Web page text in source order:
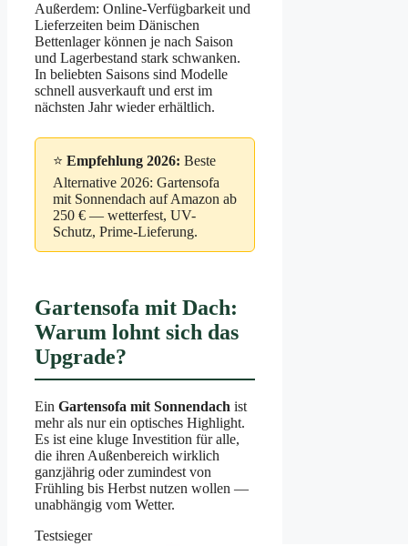
Außerdem: Online-Verfügbarkeit und
Lieferzeiten beim Dänischen
Bettenlager können je nach Saison
und Lagerbestand stark schwanken.
In beliebten Saisons sind Modelle
schnell ausverkauft und erst im
nächsten Jahr wieder erhältlich.
⭐Empfehlung 2026: Beste
Alternative 2026: Gartensofa
mit Sonnendach auf Amazon ab
250 € — wetterfest, UV-
Schutz, Prime-Lieferung.
Gartensofa mit Dach:
Warum lohnt sich das
Upgrade?
Ein Gartensofa mit Sonnendach ist
mehr als nur ein optisches Highlight.
Es ist eine kluge Investition für alle,
die ihren Außenbereich wirklich
ganzjährig oder zumindest von
Frühling bis Herbst nutzen wollen —
unabhängig vom Wetter.
Testsieger